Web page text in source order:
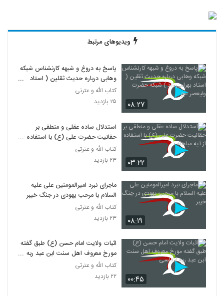
ویدیوهای مرتبط
۰۸:۲۷
پاسخ به دروغ و شبهه کارنشناس شبکه
وهابی درباره حدیث ثقلین ( استاد
بهرامی زاد ) شبکه حضرت ولیعصر عج
کتاب الله و عترتی
۲۵ بازدید
۰۳:۲۲
استدلال ساده عقلی و منطقی بر
حقانیت حضرت علی (ع) با استفاده از
آیه مباهله
کتاب الله و عترتی
۲۳ بازدید
۰۸:۱۹
ماجرای نبرد امیرالمومنین علی علیه
السلام با مرحب یهودی در جنگ خیبر
کتاب الله و عترتی
۲۳ بازدید
۰۰:۴۵
اثبات ولایت امام حسن (ع) طبق گفته
مورخ معروف اهل سنت ابن عبد ربه
اندلسی
کتاب الله و عترتی
۲۲ بازدید